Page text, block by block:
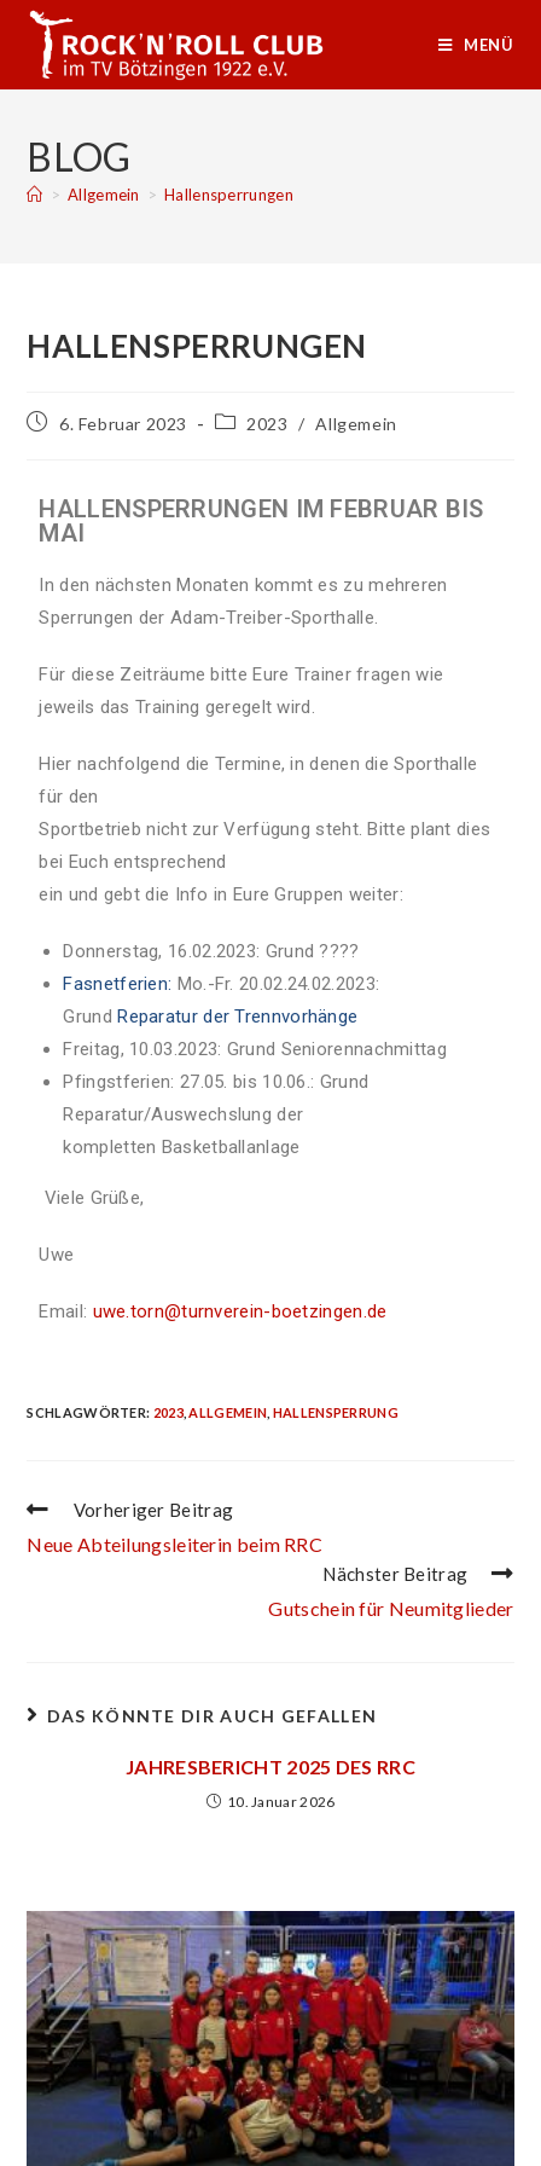
MENÜ
BLOG
> Allgemein > Hallensperrungen
HALLENSPERRUNGEN
6. Februar 2023 2023 / Allgemein
HALLENSPERRUNGEN IM FEBRUAR BIS
MAI
In den nächsten Monaten kommt es zu mehreren
Sperrungen der Adam-Treiber-Sporthalle.
Für diese Zeiträume bitte Eure Trainer fragen wie
jeweils das Training geregelt wird.
Hier nachfolgend die Termine, in denen die Sporthalle
für den
Sportbetrieb nicht zur Verfügung steht. Bitte plant dies
bei Euch entsprechend
ein und gebt die Info in Eure Gruppen weiter:
Donnerstag, 16.02.2023: Grund ????
Fasnetferien: Mo.-Fr. 20.02.24.02.2023:
GrundReparatur der Trennvorhänge
Freitag, 10.03.2023: Grund Seniorennachmittag
Pfingstferien: 27.05. bis 10.06.: Grund
Reparatur/Auswechslung der
kompletten Basketballanlage
Viele Grüße,
Uwe
Email: uwe.torn@turnverein-boetzingen.de
SCHLAGWÖRTER: 2023, ALLGEMEIN HALLENSPERRUNG
Vorheriger Beitrag
Neue Abteilungsleiterin beim RRC
Nächster Beitrag
Gutschein für Neumitglieder
DAS KÖNNTE DIR AUCH GEFALLEN
JAHRESBERICHT 2025 DES RRC
10. Januar 2026